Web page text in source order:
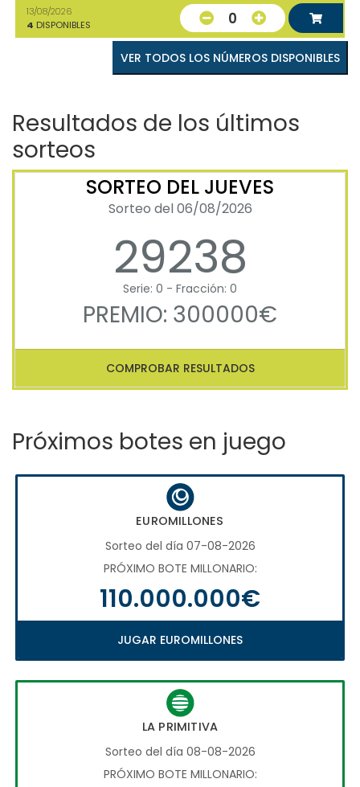
13/08/2026
4 DISPONIBLES 0
VER TODOS LOS NÚMEROS DISPONIBLES
Resultados de los últimos
sorteos
SORTEO DEL JUEVES
Sorteo del 06/08/2026
29238
Serie: 0 - Fracción: 0
PREMIO: 300000€
COMPROBAR RESULTADOS
Próximos botes en juego
EUROMILLONES
Sorteo del día 07-08-2026
PRÓXIMO BOTE MILLONARIO:
110.000.000€
JUGAR EUROMILLONES
LA PRIMITIVA
Sorteo del día 08-08-2026
PRÓXIMO BOTE MILLONARIO: